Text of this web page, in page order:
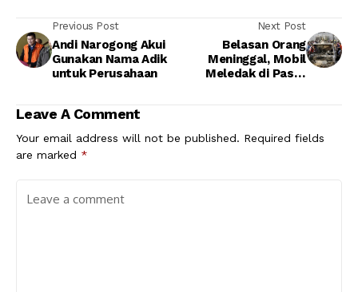
Previous Post
Andi Narogong Akui
Gunakan Nama Adik
untuk Perusahaan
Next Post
Belasan Orang
Meninggal, Mobil
Meledak di Pasar
Leave A Comment
Your email address will not be published. Required fields
are marked *